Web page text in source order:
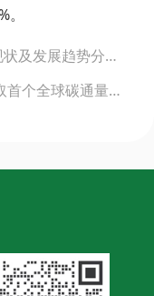
上一篇: 2021年中国水务行业市场现状及发展趋势分析 水务行业将保持稳健增长
下一篇: 监测碳排放–中国碳卫星获取首个全球碳通量数据集